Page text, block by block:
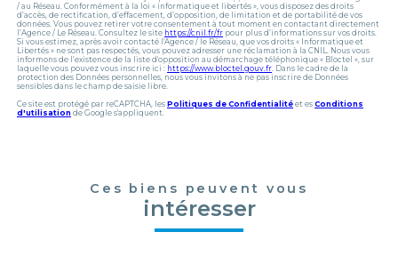
/ au Réseau. Conformément à la loi « informatique et libertés », vous disposez des droits
d’accès, de rectification, d’effacement, d’opposition, de limitation et de portabilité de vos
données. Vous pouvez retirer votre consentement à tout moment en contactant directement
l’Agence / Le Réseau. Consultez le site https://cnil.fr/fr pour plus d’informations sur vos droits.
Si vous estimez, après avoir contacté l'Agence / le Réseau, que vos droits « Informatique et
Libertés » ne sont pas respectés, vous pouvez adresser une réclamation à la CNIL. Nous vous
informons de l’existence de la liste d'opposition au démarchage téléphonique « Bloctel », sur
laquelle vous pouvez vous inscrire ici : https://www.bloctel.gouv.fr. Dans le cadre de la
protection des Données personnelles, nous vous invitons à ne pas inscrire de Données
sensibles dans le champ de saisie libre.
Ce site est protégé par reCAPTCHA, les Politiques de Confidentialité et es Conditions
d'utilisation de Google s'appliquent.
Ces biens peuvent vous
intéresser